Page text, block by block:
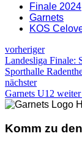
Finale 2024
Garnets
KOS
vorheriger
Landesliga Finale:
Sporthalle
nächster
Garnets U12
Komm zu den